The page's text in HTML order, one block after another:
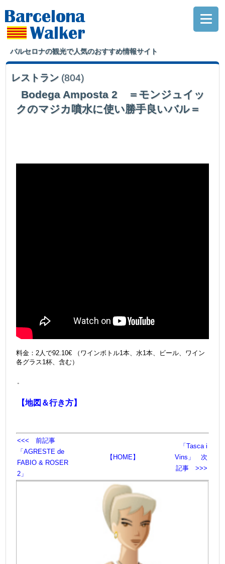
バルセロナの観光で人気のおすすめ情報サイト
レストラン (804)
Bodega Amposta 2 ＝モンジュイッ
クのマジカ噴水に使い勝手良いバル＝
料金：2人で92.10€ （ワインボトル1本、水1本、ビール、ワイン
各グラス1杯、含む）
。
【地図＆行き方】
<<< 前記事
「AGRESTE de
FABIO & ROSER
2」
【HOME】
「Tasca i
Vins」 次
記事 >>>